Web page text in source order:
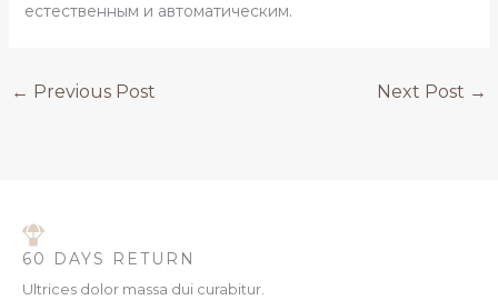
естественным и автоматическим.
← Previous Post Next Post →
60 DAYS RETURN
Ultrices dolor massa dui curabitur.